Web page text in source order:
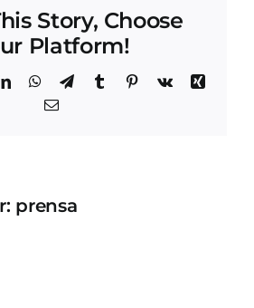
Story, Choose
Platform!
LinkedInWhatsApp
TelegramTumblrPinterest
Vk
Xing
Correo
prensa